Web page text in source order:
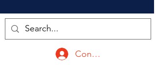
Conectarse